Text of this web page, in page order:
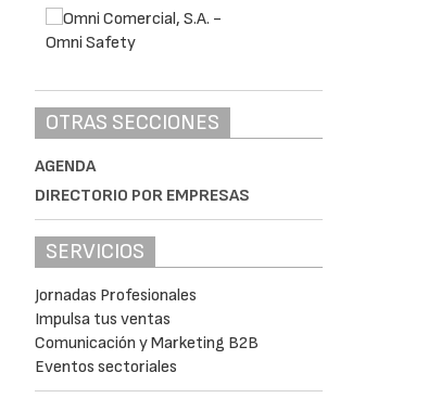
OTRAS SECCIONES
AGENDA
DIRECTORIO POR EMPRESAS
SERVICIOS
Jornadas Profesionales
Impulsa tus ventas
Comunicación y Marketing B2B
Eventos sectoriales